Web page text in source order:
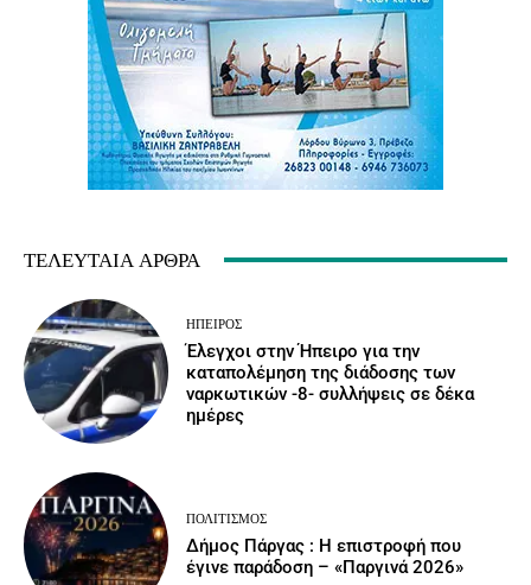
ΤΕΛΕΥΤΑΊΑ ΆΡΘΡΑ
ΉΠΕΙΡΟΣ
Έλεγχοι στην Ήπειρο για την
καταπολέμηση της διάδοσης των
ναρκωτικών -8- συλλήψεις σε δέκα
ημέρες
ΠΟΛΙΤΙΣΜΌΣ
Δήμος Πάργας : Η επιστροφή που
έγινε παράδοση – «Παργινά 2026»